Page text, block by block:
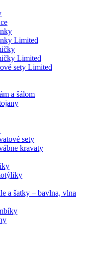
Limited
Limited
sety Limited
a šálom
sety
kravaty
a šatky – bavlna, vlna